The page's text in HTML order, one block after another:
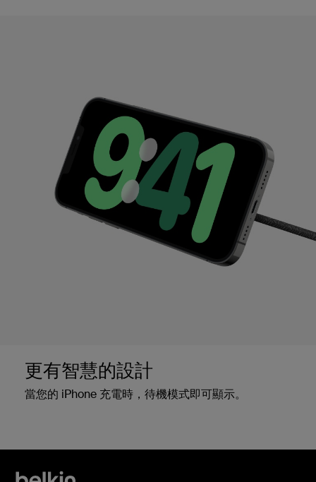
更有智慧的設計
當您的 iPhone 充電時，待機模式即可顯示。